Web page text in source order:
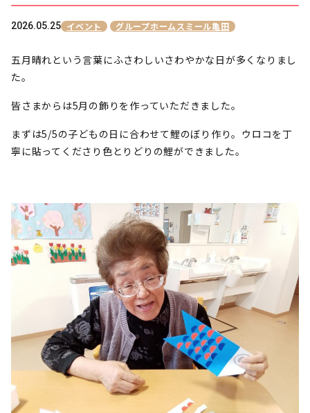
2026.05.25 イベント グループホームスミール亀田
五月晴れという言葉にふさわしいさわやかな日が多くなりまし
た。
皆さまからは5月の飾りを作っていただきました。
まずは5/5の子どもの日に合わせて鯉のぼり作り。ウロコを丁
寧に貼ってくださり色とりどりの鯉ができました。